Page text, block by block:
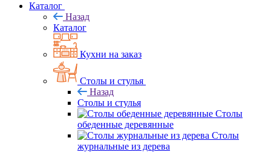
Каталог
Назад
Каталог
Кухни на заказ
Столы и стулья
Назад
Столы и стулья
Столы
обеденные деревянные
Столы
журнальные из дерева